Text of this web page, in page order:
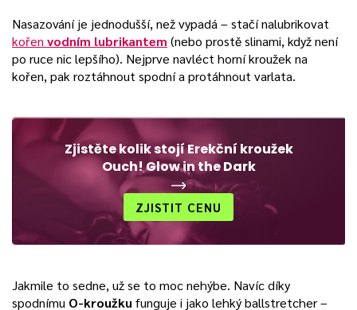
Nasazování je jednodušší, než vypadá – stačí nalubrikovat
kořen vodním lubrikantem (nebo prostě slinami, když není
po ruce nic lepšího). Nejprve navléct horní kroužek na
kořen, pak roztáhnout spodní a protáhnout varlata.
Zjistěte kolik stojí Erekční kroužek
Ouch! Glow in the Dark
ZJISTIT CENU
Jakmile to sedne, už se to moc nehýbe. Navíc díky
spodnímu O-kroužku funguje i jako lehký ballstretcher –